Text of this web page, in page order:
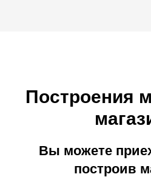
Построения
Вы можете
построив